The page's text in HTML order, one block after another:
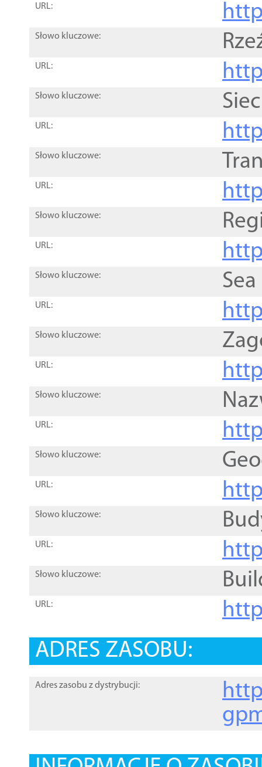
URL:
Słowo kluczowe:
URL:
Słowo kluczowe:
URL:
Słowo kluczowe:
URL:
Słowo kluczowe:
URL:
Słowo kluczowe:
URL:
Słowo kluczowe:
URL:
Słowo kluczowe:
URL:
Słowo kluczowe:
URL:
Słowo kluczowe:
URL:
Słowo kluczowe:
URL:
ADRES ZASOBU:
Adres zasobu z dystrybucji: